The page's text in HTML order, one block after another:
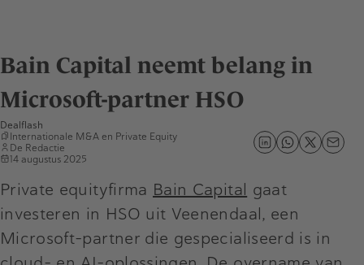
Bain Capital neemt belang in
Microsoft-partner HSO
Dealflash
Internationale M&A en Private Equity
De Redactie
14 augustus 2025
Private equityfirma Bain Capital gaat
investeren in HSO uit Veenendaal, een
Microsoft-partner die gespecialiseerd is in